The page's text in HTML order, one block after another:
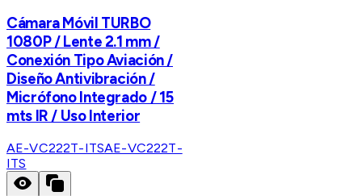
Cámara Móvil TURBO
1080P / Lente 2.1 mm /
Conexión Tipo Aviación /
Diseño Antivibración /
Micrófono Integrado / 15
mts IR / Uso Interior
AE-VC222T-ITSAE-VC222T-
ITS